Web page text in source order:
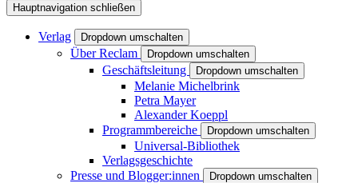
Hauptnavigation schließen
Verlag Dropdown umschalten
Über Reclam Dropdown umschalten
Geschäftsleitung Dropdown umschalten
Melanie Michelbrink
Petra Mayer
Alexander Koeppl
Programmbereiche
Dropdown umschalten
Universal-Bibliothek
Verlagsgeschichte
Presse und Blogger:innen
Dropdown umschalten